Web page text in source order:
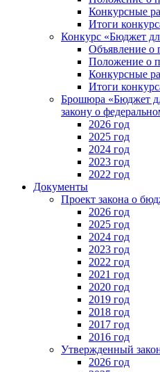
Конкурсные
Итоги
Конкурс «Бюджет
Объявление о
Положение о
Конкурсные
Итоги
Брошюра «Бюджет
закону о
2026 год
2025 год
2024 год
2023 год
2022 год
Документы
Проект закона о
2026 год
2025 год
2024 год
2023 год
2022 год
2021 год
2020 год
2019 год
2018 год
2017 год
2016 год
Утвержденный
2026 год